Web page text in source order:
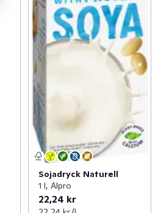
Sojadryck Naturell
1 l, Alpro
22,24 kr